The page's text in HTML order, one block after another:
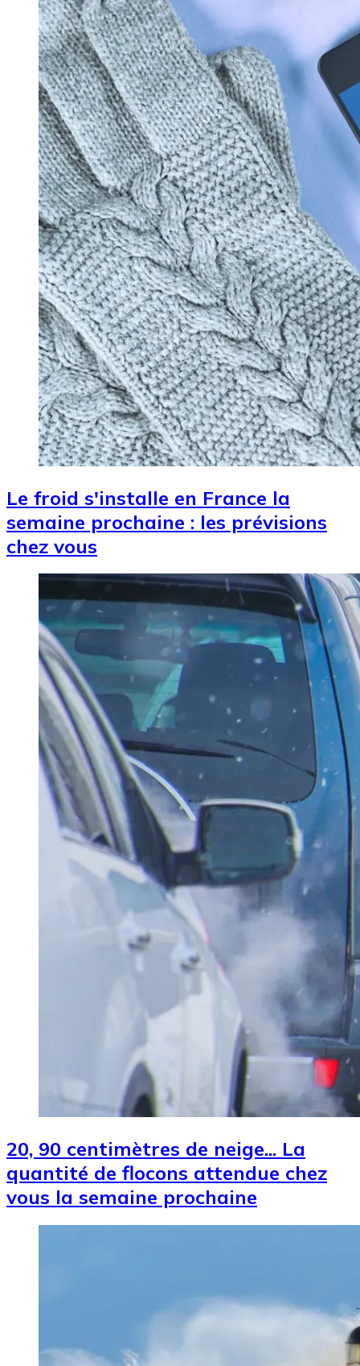
Le froid s'installe en France la
semaine prochaine : les prévisions
chez vous
Image
20, 90 centimètres de neige... La
quantité de flocons attendue chez
vous la semaine prochaine